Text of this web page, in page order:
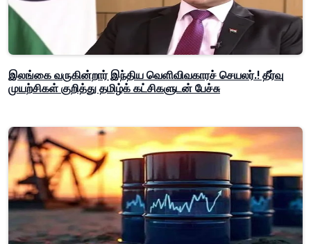
இலங்கை வருகின்றார் இந்திய வெளிவிவகாரச் செயலர்.! தீர்வு
முயற்சிகள் குறித்து தமிழ்க் கட்சிகளுடன் பேச்சு